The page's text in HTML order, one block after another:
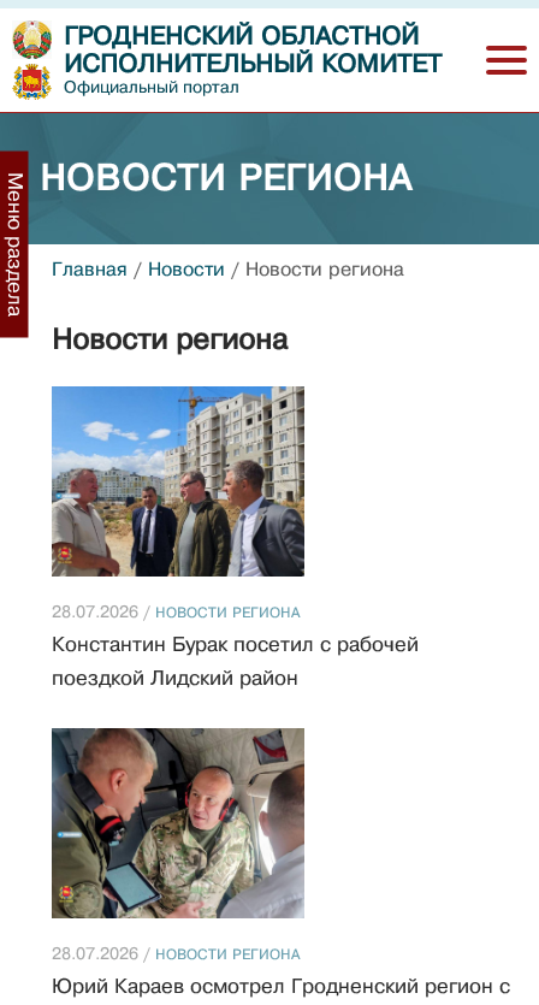
ГРОДНЕНСКИЙ ОБЛАСТНОЙ
ИСПОЛНИТЕЛЬНЫЙ КОМИТЕТ
Официальный портал
НОВОСТИ РЕГИОНА
Меню раздела Главная / Новости / Новости региона
Новости региона
28.07.2026 / НОВОСТИ РЕГИОНА
Константин Бурак посетил с рабочей
поездкой Лидский район
28.07.2026 / НОВОСТИ РЕГИОНА
Юрий Караев осмотрел Гродненский регион с